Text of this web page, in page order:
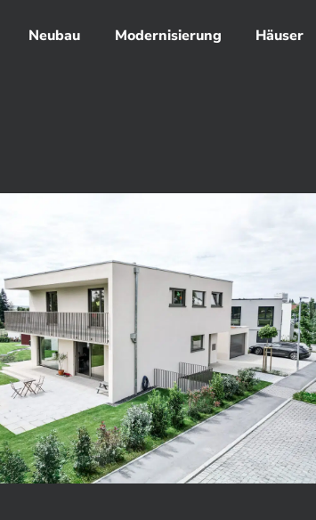
Neubau Modernisierung Häuser